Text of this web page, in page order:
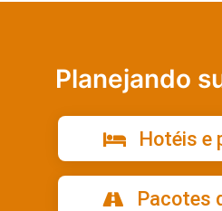
Planejando
Hotéis e
Pacotes